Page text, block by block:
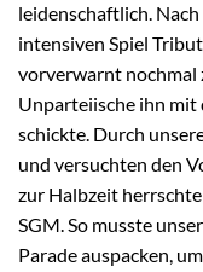
leidenschaftlich.
intensiven Spiel
vorverwarnt nochmal
Unparteiische ihn mit
schickte. Durch
und versuchten den
zur Halbzeit
SGM. So musste
Parade auspacken,